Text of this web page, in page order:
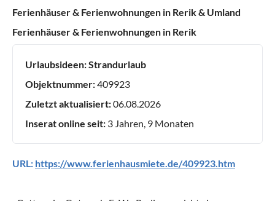
Ferienhäuser & Ferienwohnungen in Rerik & Umland
Ferienhäuser & Ferienwohnungen in Rerik
Urlaubsideen:Strandurlaub
Objektnummer:409923
Zuletzt aktualisiert:06.08.2026
Inserat online seit: 3 Jahren, 9 Monaten
URL: https://www.ferienhausmiete.de/409923.htm